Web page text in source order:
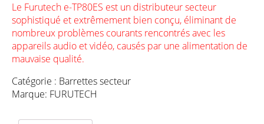
Le Furutech e-TP80ES est un distributeur secteur
sophistiqué et extrêmement bien conçu, éliminant de
nombreux problèmes courants rencontrés avec les
appareils audio et vidéo, causés par une alimentation de
mauvaise qualité.
Catégorie : Barrettes secteur
Marque: FURUTECH